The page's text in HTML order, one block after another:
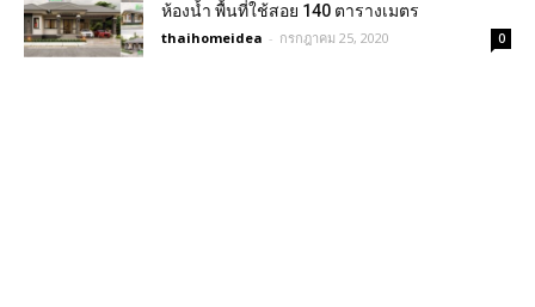
ห้องน้ำ พื้นที่ใช้สอย 140 ตารางเมตร
thaihomeidea - กรกฎาคม 25, 2020 0